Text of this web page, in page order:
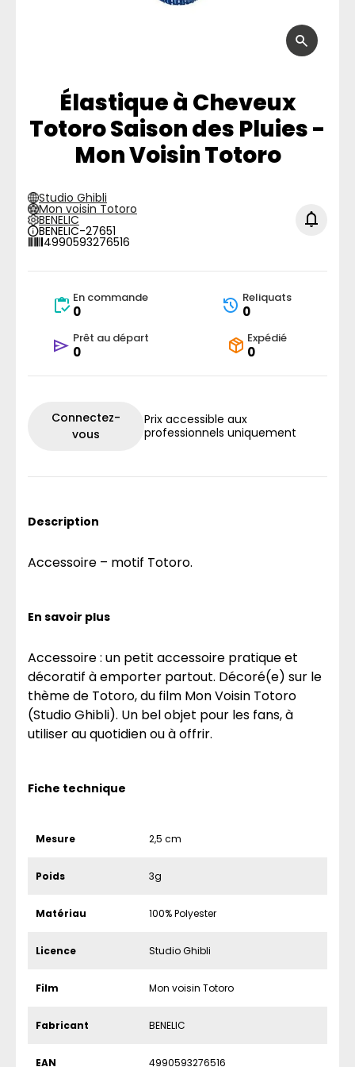
Élastique à Cheveux
Totoro Saison des Pluies -
Mon Voisin Totoro
Studio Ghibli
Mon voisin Totoro
BENELIC
BENELIC-27651
4990593276516
En commande
0
Reliquats
0
Prêt au départ
0
Expédié
0
Connectez-
vous
Prix accessible aux
professionnels uniquement
Description
Accessoire – motif Totoro.
En savoir plus
Accessoire : un petit accessoire pratique et
décoratif à emporter partout. Décoré(e) sur le
thème de Totoro, du film Mon Voisin Totoro
(Studio Ghibli). Un bel objet pour les fans, à
utiliser au quotidien ou à offrir.
Fiche technique
Mesure 2,5 cm
Poids 3g
Matériau 100% Polyester
Licence Studio Ghibli
Film Mon voisin Totoro
Fabricant BENELIC
EAN 4990593276516